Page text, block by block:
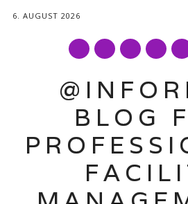
6. AUGUST 2026
BLOG